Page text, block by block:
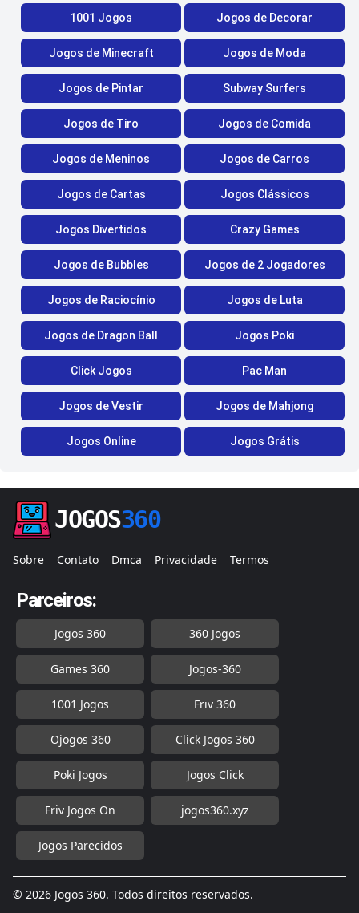
1001 Jogos Jogos de Decorar
Jogos de Minecraft Jogos de Moda
Jogos de Pintar Subway Surfers
Jogos de Tiro Jogos de Comida
Jogos de Meninos Jogos de Carros
Jogos de Cartas Jogos Clássicos
Jogos Divertidos Crazy Games
Jogos de Bubbles Jogos de 2 Jogadores
Jogos de Raciocínio Jogos de Luta
Jogos de Dragon Ball Jogos Poki
Click Jogos Pac Man
Jogos de Vestir Jogos de Mahjong
Jogos Online Jogos Grátis
JOGOS360
Sobre Contato Dmca Privacidade Termos
Parceiros:
Jogos 360 360 Jogos
Games 360 Jogos-360
1001 Jogos Friv 360
Ojogos 360 Click Jogos 360
Poki Jogos Jogos Click
Friv Jogos On jogos360.xyz
Jogos Parecidos
© 2026 Jogos 360. Todos direitos reservados.